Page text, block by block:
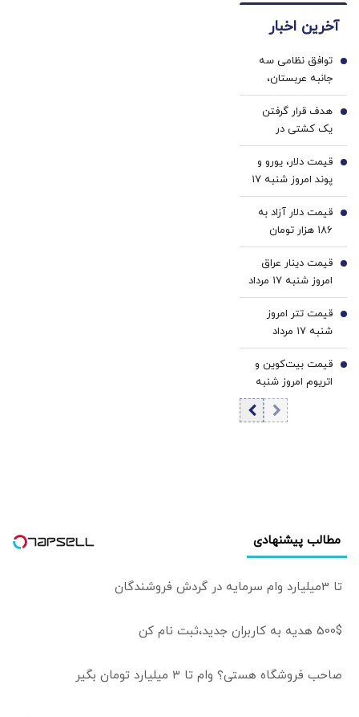
بدون
و چک
پزشکی
سفید
کننده
خانگی
آخرین اخبار
توافق نظامی سه
جانبه عربستان،
پاکستان و ترکیه؛
ناتوی اسلامی علیه
اسرائیل | وزیر دفاع
پاکستان: دیگر
کشورهای اسلامی
هم می‌توانند به
1
هدف قرار گرفتن
یک کشتی در
سواحل عمان/
سازمان عملیات
تجارت دریایی
انگلیس خبر داد
2
قیمت دلار، یورو و
پوند امروز شنبه ۱۷
مرداد 1405/ کاهش
قیمت دلار و یورو
3
قیمت دلار آزاد به
186 هزار تومان
رسید
4
قیمت دینار عراق
امروز شنبه ۱۷ مرداد
1405/ افزایش
قیمت دینار
5
قیمت تتر امروز
شنبه ۱۷ مرداد
1405 / کاهش
قیمت تتر
6
قیمت بیت‌کوین و
اتریوم امروز شنبه
۱۷ مرداد ۱۴۰۵/
افزایش قیمت
7
مطالب پیشنهادی
تا 3میلیارد وام سرمایه در گردش فروشندگان
500$ هدیه به کاربران جدید،ثبت نام کن
صاحب فروشگاه هستی؟ وام تا ۳ میلیارد تومان بگیر